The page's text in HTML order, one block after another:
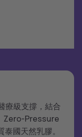
療級支撐，結合
Zero-Pressure
國天然乳膠。